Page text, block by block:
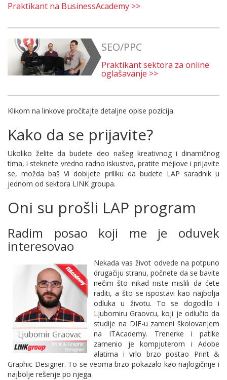
Praktikant na BusinessAcademy >>
SEO/PPC
Praktikant sektora za online
oglašavanje >>
Klikom na linkove pročitajte detaljne opise pozicija.
Kako da se prijavite?
Ukoliko želite da budete deo našeg kreativnog i dinamičnog
tima, i steknete vredno radno iskustvo, pratite mejlove i prijavite
se, možda baš Vi dobijete priliku da budete LAP saradnik u
jednom od sektora LINK groupa.
Oni su prošli LAP program
Radim posao koji me je oduvek
interesovao
Nekada vas život odvede na potpuno
drugačiju stranu, počnete da se bavite
nečim što nikad niste mislili da ćete
raditi, a što se ispostavi kao najbolja
odluka u životu. To se dogodilo i
Ljubomiru Graovcu, koji je odlučio da
studije na DIF-u zameni školovanjem
na ITAcademy. Trenerke i patike
zamenio je kompjuterom i Adobe
alatima i vrlo brzo postao Print &
Graphic Designer. To se veoma brzo pokazalo kao najlogičnije i
najbolje rešenje po njega.